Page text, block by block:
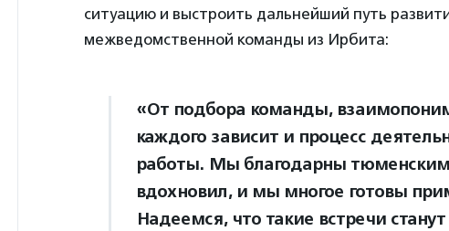
ситуацию и выстроить дальнейший путь
межведомственной команды из Ирбита:
«От подбора команды,
каждого зависит и процесс
работы. Мы благодарны
вдохновил, и мы многое готовы
Надеемся, что такие встречи